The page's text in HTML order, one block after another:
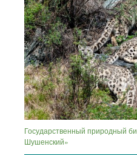
Государственный природный
Шушенский»